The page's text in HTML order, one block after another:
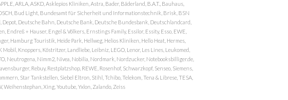
ARLA, ASKD, Asklepios Kliniken, Astra, Bader, Bäderland, B.A.T., Bauhaus,
Bud Light, Bundesamt für Sicherheit und Informationstechnik, Brisk, BSN
Depot, Deutsche Bahn, Deutsche Bank, Deutsche Bundesbank, Deutschlandcard,
Endreß + Hauser, Engel & Völkers, Ernstings Family, Essilor, Essity, Esso, EWE,
Hamburg Touristik, Heide Park, Hellweg, Helios Kliniken, Hello Heat, Hermes,
Knoppers, Köstritzer, Landliebe, Leibniz, LEGO, Lenor, Les Lines, Leukomed,
Neutrogena, Nimm2, Nivea, Nobilia, Nordmark, Nordzucker, Notebooksbilliger.de,
Rebuy, Restplatzshop, REWE, Rosenhof, Schwarzkopf, Senseo, Siemens,
Star Tankstellen, Siebel Eltron, Stihl, Tchibo, Telekom, Tena & Librese, TESA,
Weihenstephan, Xing, Youtube, Yxlon, Zalando, Zeiss